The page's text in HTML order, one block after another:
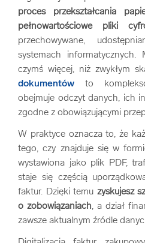
proces przekształcania
pełnowartościowe pliki
przechowywane,
systemach
czymś więcej, niż zwykłym
dokumentów to
obejmuje odczyt danych, ich
zgodne z obowiązującymi
W praktyce oznacza to, że
tego, czy znajduje się w
wystawiona jako plik PDF,
staje się częścią
faktur. Dzięki temu zyskujesz
o zobowiązaniach, a dział
zawsze aktualnym źródle